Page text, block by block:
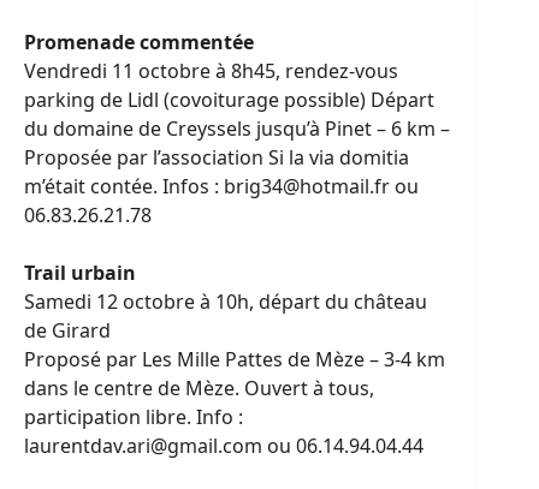
Promenade commentée
Vendredi 11 octobre à 8h45, rendez-vous
parking de Lidl (covoiturage possible) Départ
du domaine de Creyssels jusqu’à Pinet – 6 km –
Proposée par l’association Si la via domitia
m’était contée. Infos : brig34@hotmail.fr ou
06.83.26.21.78
Trail urbain
Samedi 12 octobre à 10h, départ du château
de Girard
Proposé par Les Mille Pattes de Mèze – 3-4 km
dans le centre de Mèze. Ouvert à tous,
participation libre. Info :
laurentdav.ari@gmail.com ou 06.14.94.04.44